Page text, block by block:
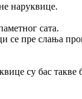
наруквице.
сата.
се пре слања
су бас такве